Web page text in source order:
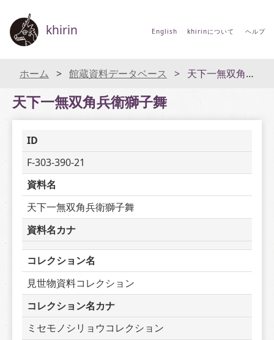
khirin English khirinについて ヘルプ
ホーム 館蔵資料データベース 天下一無双角兵衛獅子舞
天下一無双角兵衛獅子舞
ID
F-303-390-21
資料名
天下一無双角兵衛獅子舞
資料名カナ
コレクション名
見世物資料コレクション
コレクション名カナ
ミセモノシリョウコレクション